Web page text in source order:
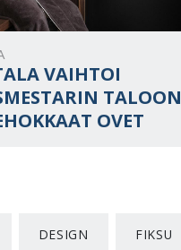
VAIHTOI
TALOON
OVET
DESIGN FIKSU